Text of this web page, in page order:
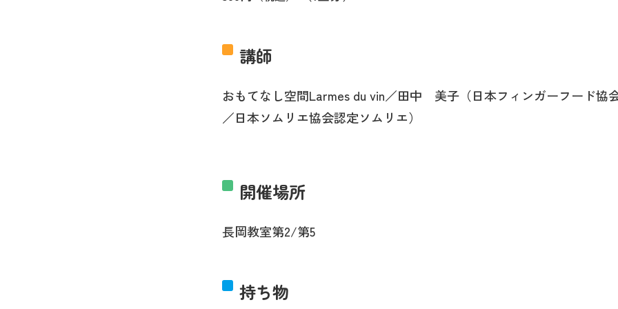
講師
おもてなし空間Larmes du vin／田中 美子（日本フィンガーフード協
／日本ソムリエ協会認定ソムリエ）
開催場所
長岡教室第2/第5
持ち物